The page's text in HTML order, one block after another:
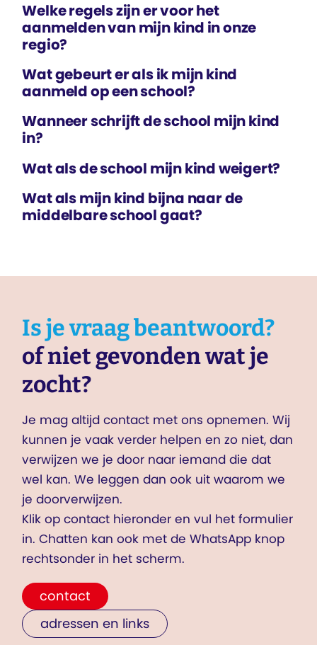
Welke regels zijn er voor het
aanmelden van mijn kind in onze
regio?
Wat gebeurt er als ik mijn kind
aanmeld op een school?
Wanneer schrijft de school mijn kind
in?
Wat als de school mijn kind weigert?
Wat als mijn kind bijna naar de
middelbare school gaat?
Is je vraag beantwoord?
of niet gevonden wat je
zocht?
Je mag altijd contact met ons opnemen. Wij
kunnen je vaak verder helpen en zo niet, dan
verwijzen we je door naar iemand die dat
wel kan. We leggen dan ook uit waarom we
je doorverwijzen.
Klik op contact hieronder en vul het formulier
in. Chatten kan ook met de WhatsApp knop
rechtsonder in het scherm.
contact
adressen en links